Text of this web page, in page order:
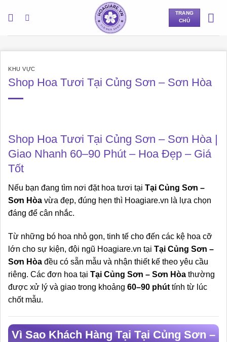
TRANG
CHỦ
KHU VỰC
Shop Hoa Tươi Tại Củng Sơn – Sơn Hòa
Shop Hoa Tươi Tại Củng Sơn – Sơn Hòa |
Giao Nhanh 60–90 Phút – Hoa Đẹp – Giá
Tốt
Nếu bạn đang tìm nơi đặt hoa tươi tại Tại Củng Sơn –
Sơn Hòa vừa đẹp, đúng hẹn thì Hoagiare.vn là lựa chọn
đáng để cân nhắc.
Từ những bó hoa nhỏ gọn, tinh tế cho đến các kệ hoa cỡ
lớn cho sự kiện, đội ngũ Hoagiare.vn tại Tại Củng Sơn –
Sơn Hòa đều có sẵn mẫu và nhận thiết kế theo yêu cầu
riêng. Các đơn hoa tại Tại Củng Sơn – Sơn Hòa thường
được xử lý và giao trong khoảng 60–90 phút tính từ lúc
chốt mẫu.
Vì Sao Khách Hàng Tại Tại Củng Sơn –